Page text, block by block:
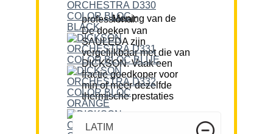
Mening van de professional:
De doeken van
SAULEDA zijn
vergelijkbaar met die van
DICKSON. Vaak een
fractie goedkoper voor
min of meer dezelfde
thermische prestaties
LATIM